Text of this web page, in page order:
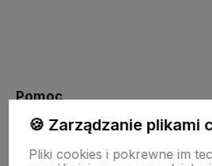
Pomoc
Moje konto
🍪 Zarządzanie plikami
Pliki cookies i pokrewne im